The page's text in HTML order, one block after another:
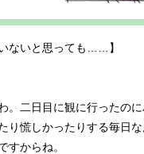
ないと思っても……】
。二日目に観に行ったの
り慌しかったりする毎日
すからね。